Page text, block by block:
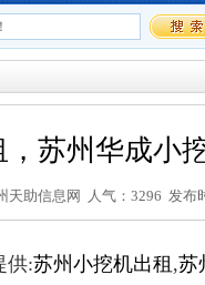
苏州华成小
天助信息网 人气：3296 发布
供:苏州小挖机出租 ,苏